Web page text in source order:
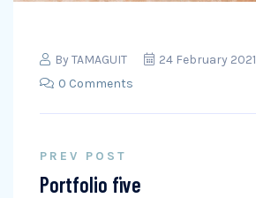
ByTAMAGUIT
24 February 2021
0 Comments
PREV POST
Portfolio five